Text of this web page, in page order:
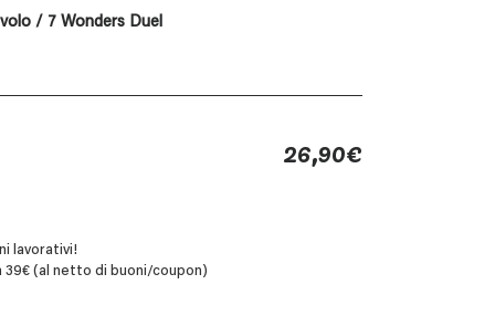
/ 7 Wonders Duel
26,90€
lavorativi!
(al netto di buoni/coupon)